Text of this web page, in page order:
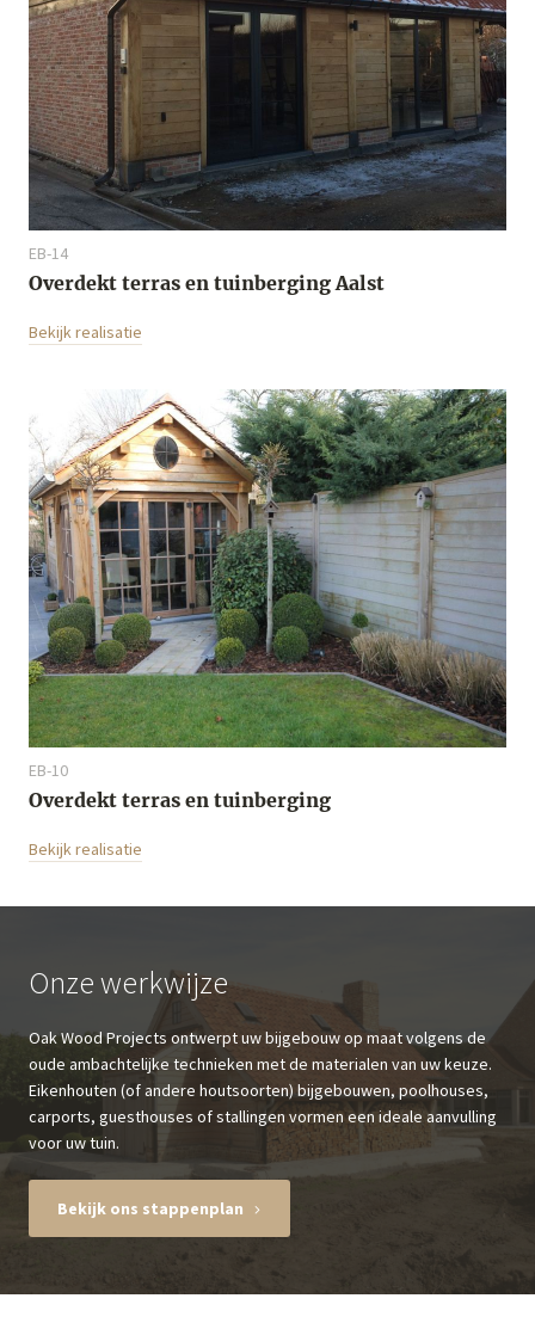
EB-14
Overdekt terras en tuinberging Aalst
Bekijk realisatie
EB-10
Overdekt terras en tuinberging
Bekijk realisatie
Onze werkwijze
Oak Wood Projects ontwerpt uw bijgebouw op maat volgens de
oude ambachtelijke technieken met de materialen van uw keuze.
Eikenhouten (of andere houtsoorten) bijgebouwen, poolhouses,
carports, guesthouses of stallingen vormen een ideale aanvulling
voor uw tuin.
Bekijk ons stappenplan